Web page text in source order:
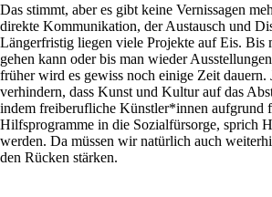
Das stimmt, aber es gibt keine Vernissagen
direkte Kommunikation, der Austausch und
Längerfristig liegen viele Projekte auf Eis. Bis
gehen kann oder bis man wieder
früher wird es gewiss noch einige Zeit dauern.
verhindern, dass Kunst und Kultur auf das
indem freiberufliche Künstler*innen aufgrund
Hilfsprogramme in die Sozialfürsorge, sprich
werden. Da müssen wir natürlich auch
den Rücken stärken.